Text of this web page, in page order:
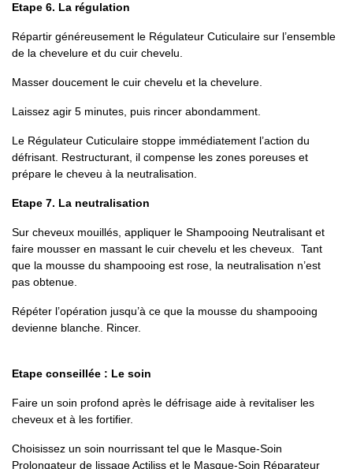
Etape 6. La régulation
Répartir généreusement le Régulateur Cuticulaire sur l’ensemble
de la chevelure et du cuir chevelu.
Masser doucement le cuir chevelu et la chevelure.
Laissez agir 5 minutes, puis rincer abondamment.
Le Régulateur Cuticulaire stoppe immédiatement l’action du
défrisant. Restructurant, il compense les zones poreuses et
prépare le cheveu à la neutralisation.
Etape 7. La neutralisation
Sur cheveux mouillés, appliquer le Shampooing Neutralisant et
faire mousser en massant le cuir chevelu et les cheveux. Tant
que la mousse du shampooing est rose, la neutralisation n’est
pas obtenue.
Répéter l’opération jusqu’à ce que la mousse du shampooing
devienne blanche. Rincer.
Etape conseillée : Le soin
Faire un soin profond après le défrisage aide à revitaliser les
cheveux et à les fortifier.
Choisissez un soin nourrissant tel que le Masque-Soin
Prolongateur de lissage Actiliss et le Masque-Soin Réparateur